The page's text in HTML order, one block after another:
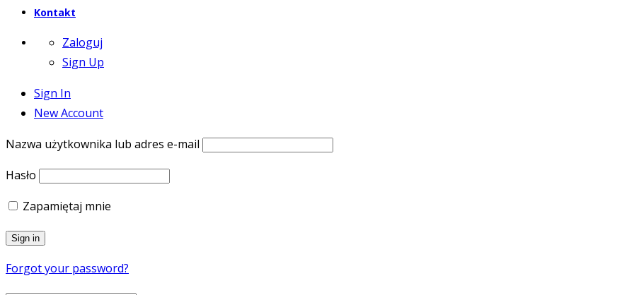
Kontakt
Zaloguj
Sign Up
Sign In
New Account
Nazwa użytkownika lub adres e-mail
Hasło
Zapamiętaj mnie
Forgot your password?